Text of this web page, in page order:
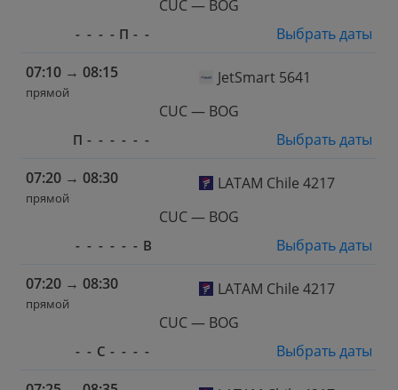
CUC — BOG
- - - - П - -
Выбрать даты
07:10 → 08:15
прямой
JetSmart 5641
CUC — BOG
П - - - - - -
Выбрать даты
07:20 → 08:30
прямой
LATAM Chile 4217
CUC — BOG
- - - - - - В
Выбрать даты
07:20 → 08:30
прямой
LATAM Chile 4217
CUC — BOG
- - С - - - -
Выбрать даты